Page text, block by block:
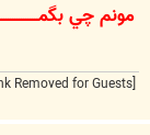
مونم چي